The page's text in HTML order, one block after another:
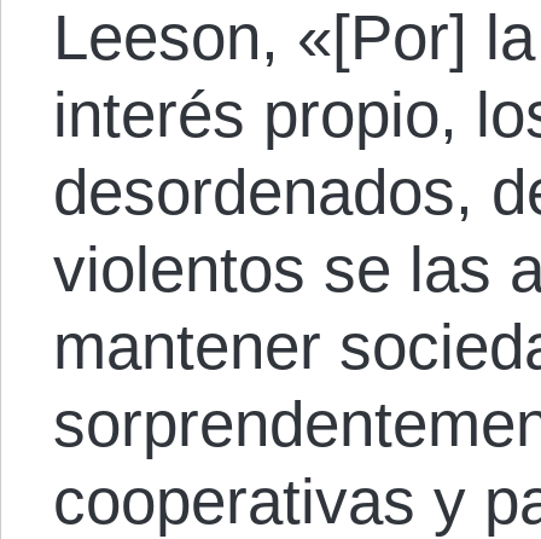
Leeson, «[Por]
interés propio,
desordenados,
violentos se las
mantener
cooperativas y